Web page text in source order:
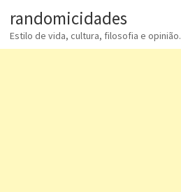
randomicidades
Estilo de vida, cultura, filosofia e opinião.